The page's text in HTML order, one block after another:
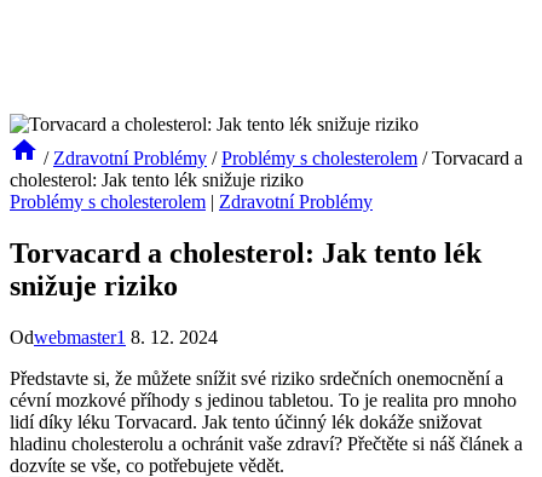
/ Zdravotní Problémy / Problémy s cholesterolem / Torvacard a
cholesterol: Jak tento lék snižuje riziko
Problémy s cholesterolem | Zdravotní Problémy
Torvacard a cholesterol: Jak tento lék
snižuje riziko
Odwebmaster1 8. 12. 2024
Představte si, že můžete snížit své riziko srdečních onemocnění a
cévní mozkové příhody s jedinou tabletou. To je realita pro mnoho
lidí díky léku Torvacard. Jak tento účinný lék dokáže snižovat
hladinu cholesterolu a ochránit vaše zdraví? Přečtěte si náš článek a
dozvíte se vše, co potřebujete vědět.